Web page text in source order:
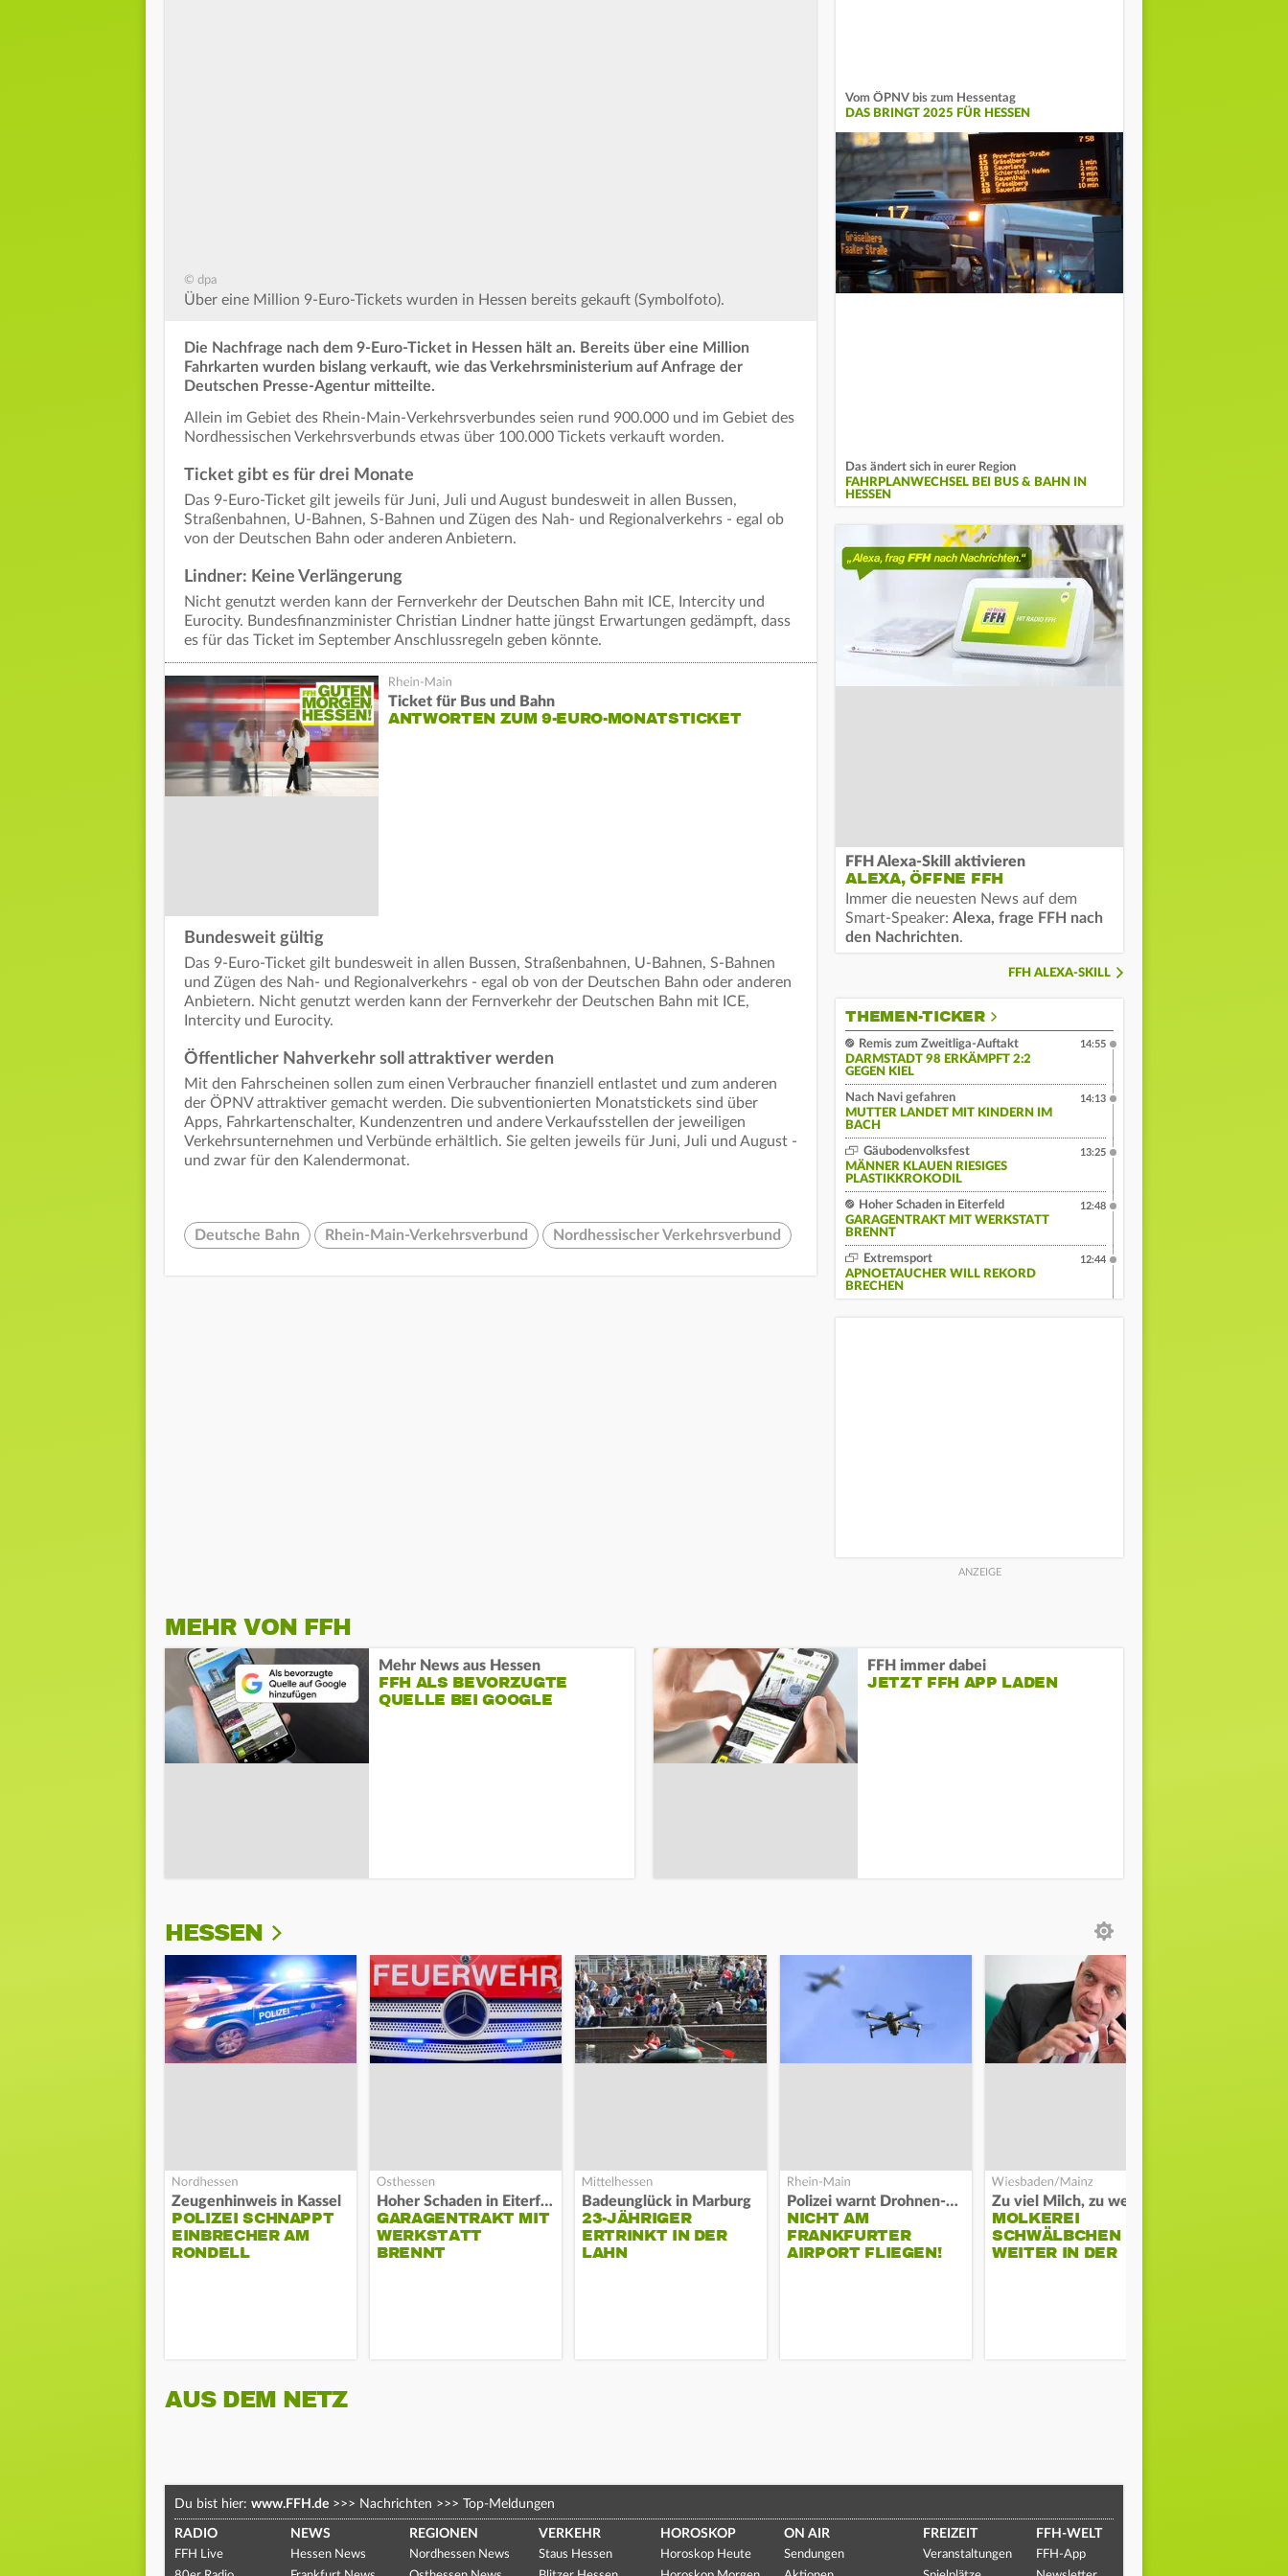
© dpa
Über eine Million 9-Euro-Tickets wurden in Hessen bereits gekauft (Symbolfoto).
Die Nachfrage nach dem 9-Euro-Ticket in Hessen hält an. Bereits über eine Million
Fahrkarten wurden bislang verkauft, wie das Verkehrsministerium auf Anfrage der
Deutschen Presse-Agentur mitteilte.
Allein im Gebiet des Rhein-Main-Verkehrsverbundes seien rund 900.000 und im Gebiet des
Nordhessischen Verkehrsverbunds etwas über 100.000 Tickets verkauft worden.
Ticket gibt es für drei Monate
Das 9-Euro-Ticket gilt jeweils für Juni, Juli und August bundesweit in allen Bussen,
Straßenbahnen, U-Bahnen, S-Bahnen und Zügen des Nah- und Regionalverkehrs - egal ob
von der Deutschen Bahn oder anderen Anbietern.
Lindner: Keine Verlängerung
Nicht genutzt werden kann der Fernverkehr der Deutschen Bahn mit ICE, Intercity und
Eurocity. Bundesfinanzminister Christian Lindner hatte jüngst Erwartungen gedämpft, dass
es für das Ticket im September Anschlussregeln geben könnte.
Ticket für Bus und Bahn
ANTWORTEN ZUM 9-EURO-MONATSTICKET
Bundesweit gültig
Das 9-Euro-Ticket gilt bundesweit in allen Bussen, Straßenbahnen, U-Bahnen, S-Bahnen
und Zügen des Nah- und Regionalverkehrs - egal ob von der Deutschen Bahn oder anderen
Anbietern. Nicht genutzt werden kann der Fernverkehr der Deutschen Bahn mit ICE,
Intercity und Eurocity.
Öffentlicher Nahverkehr soll attraktiver werden
Mit den Fahrscheinen sollen zum einen Verbraucher finanziell entlastet und zum anderen
der ÖPNV attraktiver gemacht werden. Die subventionierten Monatstickets sind über
Apps, Fahrkartenschalter, Kundenzentren und andere Verkaufsstellen der jeweiligen
Verkehrsunternehmen und Verbünde erhältlich. Sie gelten jeweils für Juni, Juli und August -
und zwar für den Kalendermonat.
Deutsche Bahn Rhein-Main-Verkehrsverbund Nordhessischer Verkehrsverbund
Vom ÖPNV bis zum Hessentag
DAS BRINGT 2025 FÜR HESSEN
Das ändert sich in eurer Region
FAHRPLANWECHSEL BEI BUS & BAHN IN
HESSEN
FFH Alexa-Skill aktivieren
ALEXA, ÖFFNE FFH
Immer die neuesten News auf dem
Smart-Speaker: Alexa, frage FFH nach
den Nachrichten.
FFH ALEXA-SKILL
THEMEN-TICKER
Remis zum Zweitliga-Auftakt
DARMSTADT 98 ERKÄMPFT 2:2
GEGEN KIEL
14:55
Nach Navi gefahren
MUTTER LANDET MIT KINDERN IM
BACH
14:13
Gäubodenvolksfest
MÄNNER KLAUEN RIESIGES
PLASTIKKROKODIL
13:25
Hoher Schaden in Eiterfeld
GARAGENTRAKT MIT WERKSTATT
BRENNT
12:48
Extremsport
APNOETAUCHER WILL REKORD
BRECHEN
12:44
MEHR VON FFH
Mehr News aus Hessen
FFH ALS BEVORZUGTE
QUELLE BEI GOOGLE
FFH immer dabei
JETZT FFH APP LADEN
HESSEN
Zeugenhinweis in Kassel
POLIZEI SCHNAPPT
EINBRECHER AM
RONDELL
Hoher Schaden in Eiterfeld
GARAGENTRAKT MIT
WERKSTATT
BRENNT
Badeunglück in Marburg
23-JÄHRIGER
ERTRINKT IN DER
LAHN
Polizei warnt Drohnen-Besitzer
NICHT AM
FRANKFURTER
AIRPORT FLIEGEN!
MOLKEREI
SCHWÄLBCHEN
WEITER IN DER
AUS DEM NETZ
Du bist hier: www.FFH.de >>> Nachrichten >>> Top-Meldungen
RADIO
FFH Live
NEWS
Hessen News
REGIONEN
Nordhessen News
VERKEHR
Staus Hessen
HOROSKOP
Horoskop Heute
ON AIR
Sendungen
FREIZEIT
Veranstaltungen
FFH-WELT
FFH-App